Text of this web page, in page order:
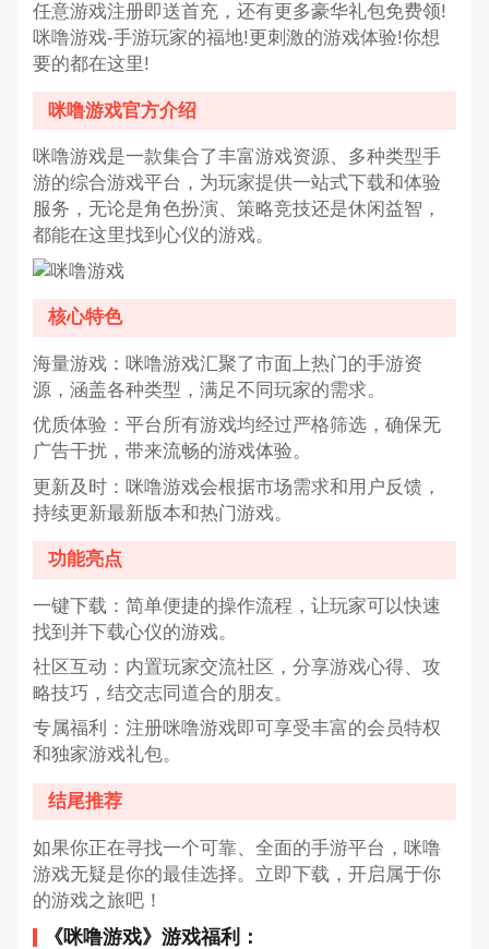
任意游戏注册即送首充，还有更多豪华礼包免费领!
咪噜游戏-手游玩家的福地!更刺激的游戏体验!你想
要的都在这里!
咪噜游戏官方介绍
咪噜游戏是一款集合了丰富游戏资源、多种类型手
游的综合游戏平台，为玩家提供一站式下载和体验
服务，无论是角色扮演、策略竞技还是休闲益智，
都能在这里找到心仪的游戏。
核心特色
海量游戏：咪噜游戏汇聚了市面上热门的手游资
源，涵盖各种类型，满足不同玩家的需求。
优质体验：平台所有游戏均经过严格筛选，确保无
广告干扰，带来流畅的游戏体验。
更新及时：咪噜游戏会根据市场需求和用户反馈，
持续更新最新版本和热门游戏。
功能亮点
一键下载：简单便捷的操作流程，让玩家可以快速
找到并下载心仪的游戏。
社区互动：内置玩家交流社区，分享游戏心得、攻
略技巧，结交志同道合的朋友。
专属福利：注册咪噜游戏即可享受丰富的会员特权
和独家游戏礼包。
结尾推荐
如果你正在寻找一个可靠、全面的手游平台，咪噜
游戏无疑是你的最佳选择。立即下载，开启属于你
的游戏之旅吧！
《咪噜游戏》游戏福利：